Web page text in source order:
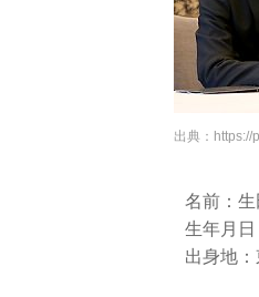
出典： https://
名前：生
生年月
出身地